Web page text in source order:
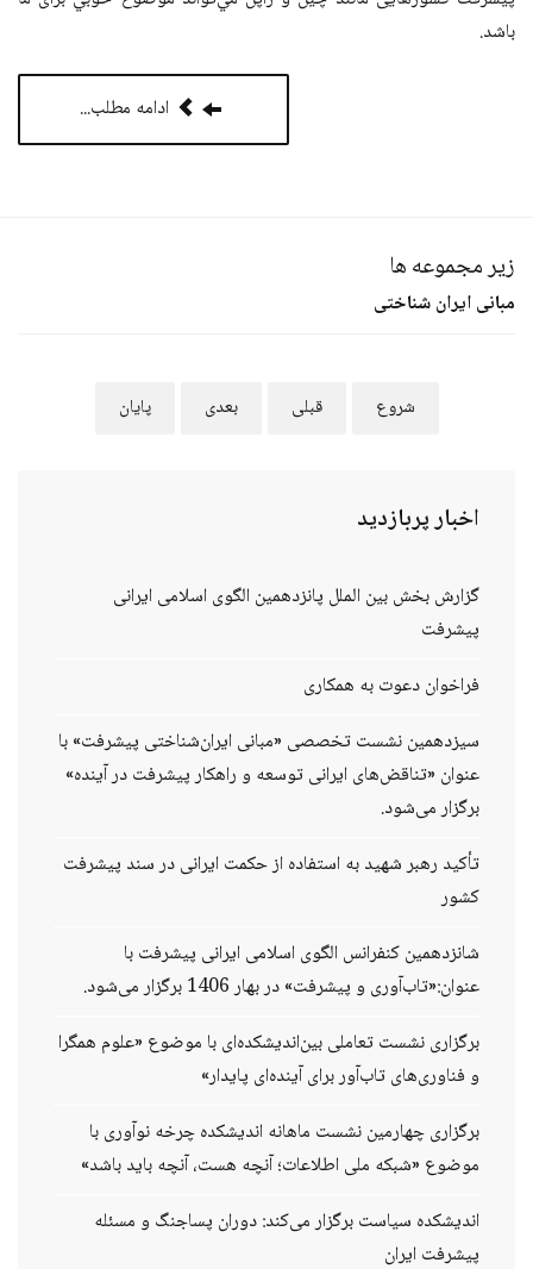
باشد.
ادامه مطلب...
زیر مجموعه ها
مبانی ایران شناختی
شروع قبلی بعدی پایان
اخبارپربازدید
گزارش بخش بین الملل پانزدهمین الگوی اسلامی ایرانی
پیشرفت
فراخوان دعوت به همکاری
سیزدهمین نشست تخصصی «مبانی ایران‌شناختی پیشرفت» با
عنوان «تناقض‌های ایرانی توسعه و راهکار پیشرفت در آینده»
برگزار می‌شود.
تأکید رهبر شهید به استفاده از حکمت ایرانی در سند پیشرفت
کشور
شانزدهمین کنفرانس الگوی اسلامی ایرانی پیشرفت با
عنوان:«تاب‌آوری و پیشرفت» در بهار 1406 برگزار می‌شود.
برگزاری نشست تعاملی بین‌اندیشکده‌ای با موضوع «علوم همگرا
و فناوری‌های تاب‌آور برای آینده‌ای پایدار»
برگزاری چهارمین نشست ماهانه اندیشکده چرخه نوآوری با
موضوع «شبکه ملی اطلاعات؛ آنچه هست، آنچه باید باشد»
اندیشکده سیاست برگزار می‌کند: دوران پساجنگ و مسئله
پیشرفت ایران